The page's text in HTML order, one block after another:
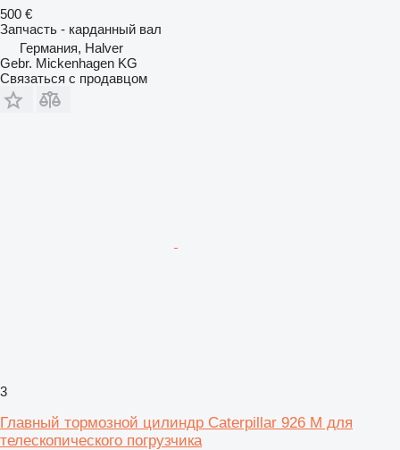
500 €
Запчасть - карданный вал
Германия, Halver
Gebr. Mickenhagen KG
Связаться с продавцом
3
Главный тормозной цилиндр Caterpillar 926 M для
телескопического погрузчика